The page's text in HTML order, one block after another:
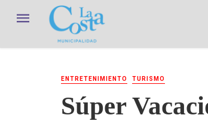
ENTRETENIMIENTO TURISMO
Súper